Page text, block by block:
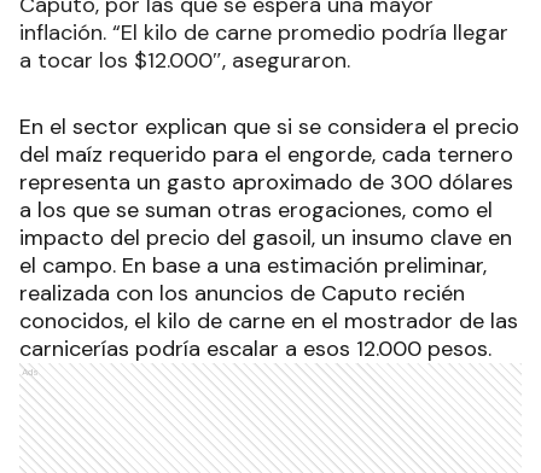
inflación. “El kilo de carne promedio podría llegar
a tocar los $12.000″, aseguraron.
En el sector explican que si se considera el precio
del maíz requerido para el engorde, cada ternero
representa un gasto aproximado de 300 dólares
a los que se suman otras erogaciones, como el
impacto del precio del gasoil, un insumo clave en
el campo. En base a una estimación preliminar,
realizada con los anuncios de Caputo recién
conocidos, el kilo de carne en el mostrador de las
carnicerías podría escalar a esos 12.000 pesos.
Ads